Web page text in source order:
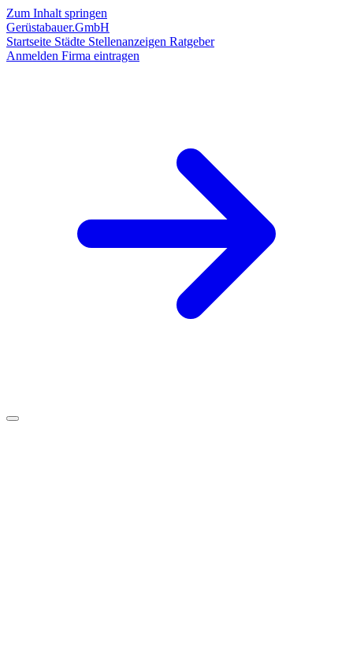
Zum Inhalt springen
Gerüstabauer.GmbH
Startseite Städte Stellenanzeigen Ratgeber
Anmelden Firma eintragen